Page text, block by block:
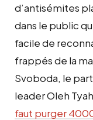
d’antisémites
dans le public
facile de
frappés de la
Svoboda, le
leader Oleh
faut purger